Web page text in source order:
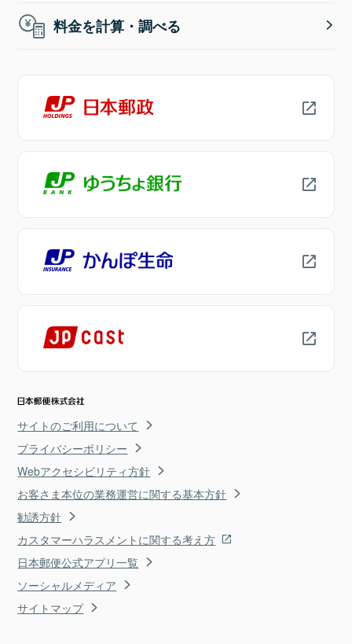
料金を計算・調べる
サイトのご利用について
プライバシーポリシー
Webアクセシビリティ方針
お客さま本位の業務運営に関する基本方針
勧誘方針
カスタマーハラスメントに関する考え方
日本郵便公式アプリ一覧
ソーシャルメディア
サイトマップ